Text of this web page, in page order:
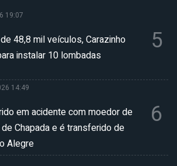
19:07
48,8 mil veículos, Carazinho
instalar 10 lombadas
5
14:49
em acidente com moedor de
Chapada e é transferido de
Alegre
6